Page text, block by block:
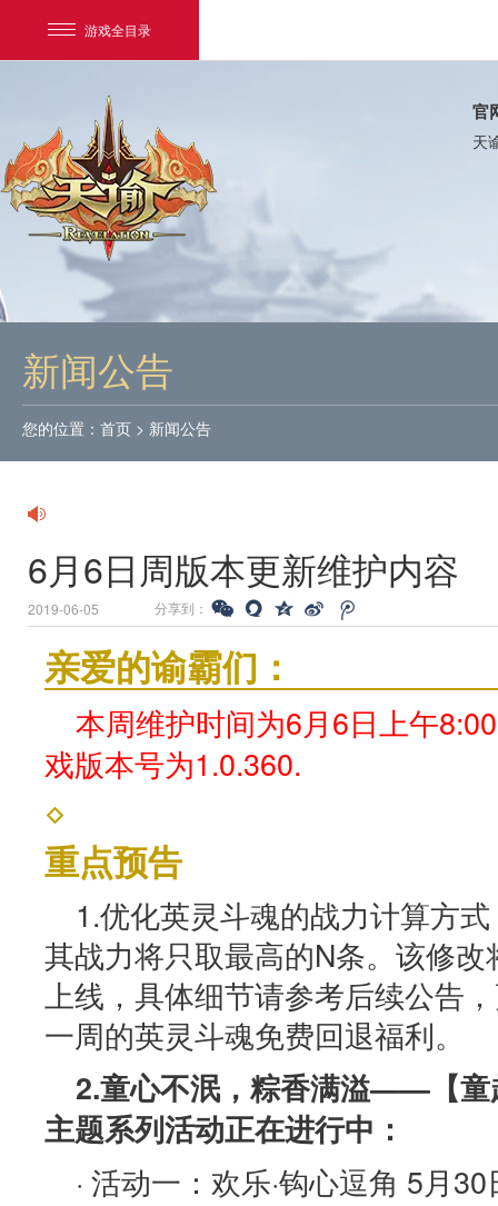
游戏全目录
网易游戏
我的足迹：
官
天
新闻公告
您的位置： 首页 > 新闻公告
6月6日周版本更新维护内容
2019-06-05 分享到：
亲爱的谕霸们：
本周维护时间为6月6日上午
戏版本号为1.0.360.
重点预告
1.优化英灵斗魂的战力计算方
其战力将只取最高的N条。该修
上线，具体细节请参考后续公告
一周的英灵斗魂免费回退福利。
2.童心不泯，粽香满溢——【童
主题系列活动正在进行中：
· 活动一：欢乐·钩心逗角 5月